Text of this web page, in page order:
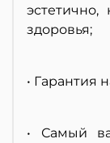
здоровья;
• Гарантия
• Самый